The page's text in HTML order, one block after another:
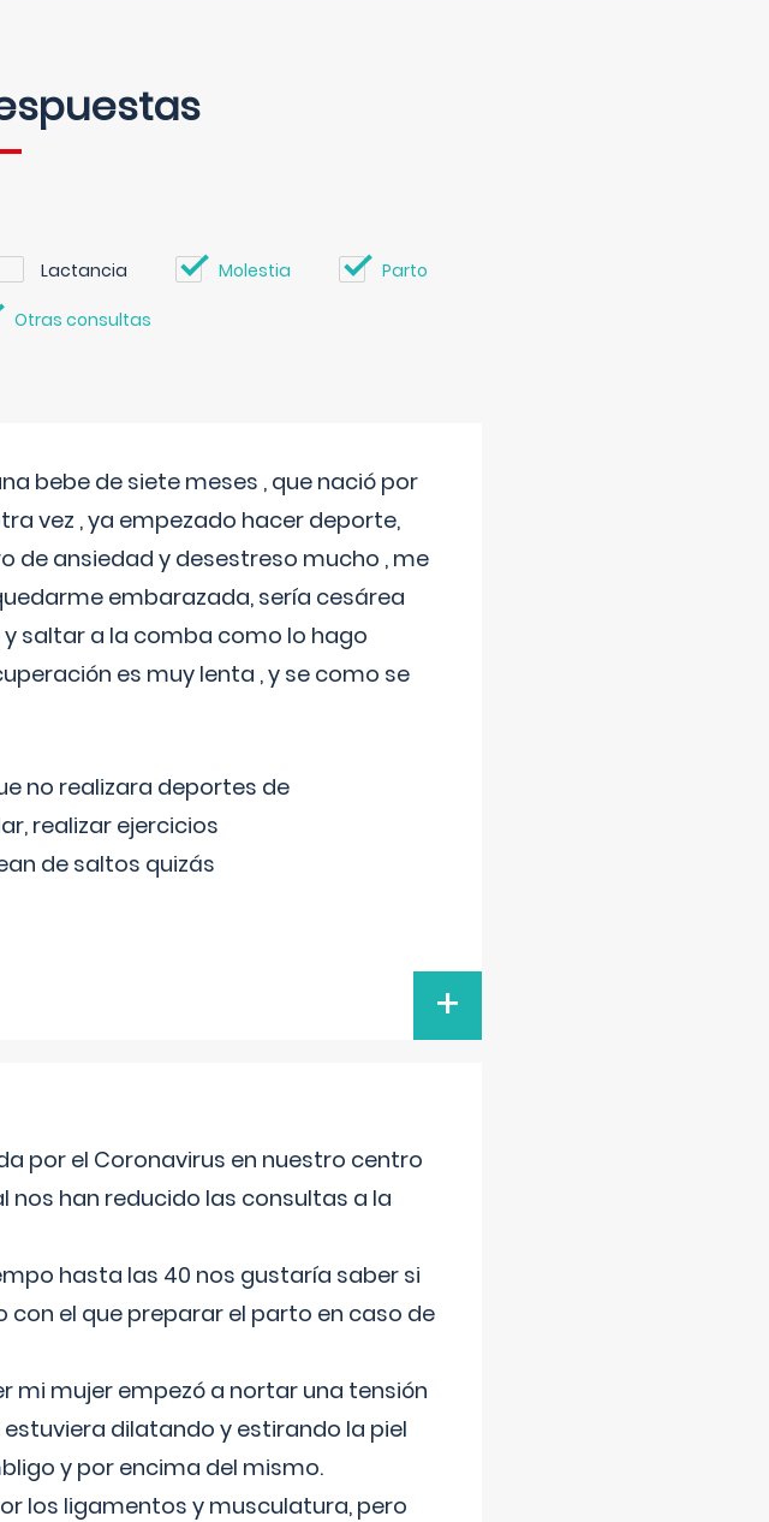
Lactancia Molestia Parto
Otras consultas
bebe de siete meses , que nació por
vez , ya empezado hacer deporte,
de ansiedad y desestreso mucho , me
embarazada, sería cesárea
saltar a la comba como lo hago
es muy lenta , y se como se
no realizara deportes de
realizar ejercicios
de saltos quizás
+
por el Coronavirus en nuestro centro
han reducido las consultas a la
hasta las 40 nos gustaría saber si
el que preparar el parto en caso de
mi mujer empezó a nortar una tensión
dilatando y estirando la piel
y por encima del mismo.
los ligamentos y musculatura, pero